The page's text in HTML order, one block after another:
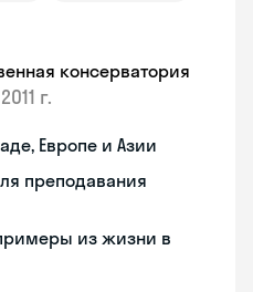
консерватория
2011 г.
Европе и Азии
преподавания
из жизни в